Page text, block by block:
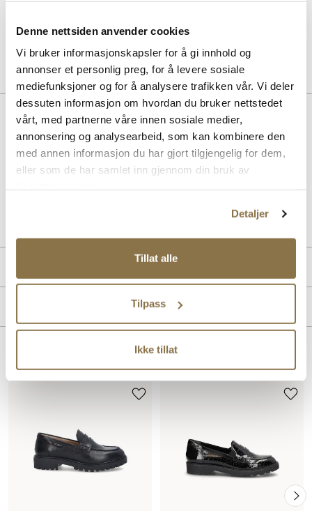
Denne nettsiden anvender cookies
Vi bruker informasjonskapsler for å gi innhold og
annonser et personlig preg, for å levere sosiale
mediefunksjoner og for å analysere trafikken vår. Vi deler
dessuten informasjon om hvordan du bruker nettstedet
vårt, med partnerne våre innen sosiale medier,
annonsering og analysearbeid, som kan kombinere den
med annen informasjon du har gjort tilgjengelig for dem,
eller som de har samlet inn gjennom din bruk av
Detaljer
Tillat alle
Tilpass
Ikke tillat
Pris
229,-
Beskrivelse
Flott mokasin med overdel i glansfull effekt. Hælen måler 6 cm.
Stilfull detalj med en reim over vristen med en stor sølv spenne.
Modellen er vegansk.
Såle:Syntet/Gummi